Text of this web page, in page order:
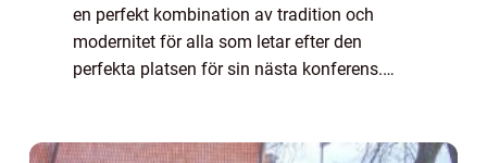
en perfekt kombination av tradition och
modernitet för alla som letar efter den
perfekta platsen för sin nästa konferens.